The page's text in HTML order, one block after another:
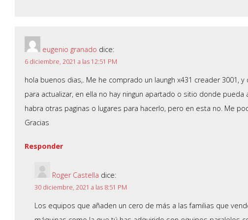
eugenio granado dice:
6 diciembre, 2021 a las 12:51 PM
hola buenos dias,. Me he comprado un laungh x431 creader 3001,
para actualizar, en ella no hay ningun apartado o sitio donde
habra otras paginas o lugares para hacerlo, pero en esta no. Me
Gracias
Responder
Roger Castella dice:
30 diciembre, 2021 a las 8:51 PM
Los equipos que añaden un cero de más a las familias que